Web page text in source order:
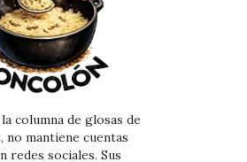
columna de glosas de
no mantiene cuentas
redes sociales. Sus